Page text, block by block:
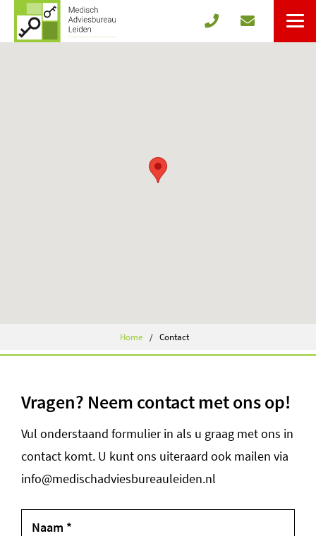
Home Contact
Vragen? Neem contact met ons op!
Vul onderstaand formulier in als u graag met ons in
contact komt. U kunt ons uiteraard ook mailen via
info@medischadviesbureauleiden.nl
Naam *